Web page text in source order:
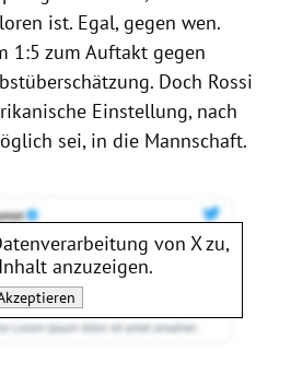
ist. Egal, gegen wen.
1:5 zum Auftakt gegen
Doch Rossi
Einstellung, nach
sei, in die Mannschaft.
von Xzu,
anzuzeigen.